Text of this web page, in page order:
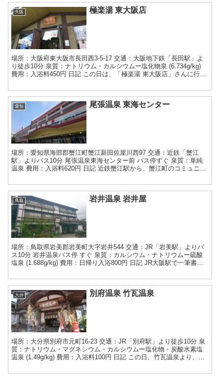
大阪 極楽湯 東大阪店
場所：大阪府東大阪市長田西3-5-17 交通：大阪地下鉄「長田駅」よ
り徒歩10分 泉質：ナトリウム・カルシウムー塩化物泉 (6.734g/kg)
費用：入浴料450円 日記 この日は、「極楽湯 東大阪店」さんに行っ
愛知 尾張温泉 東海センター
場所：愛知県海部郡蟹江町蟹江新田佐屋川西97 交通：近鉄「蟹江
駅」よりバス10分 尾張温泉東海センター前 バス停すぐ 泉質：単純
温泉 費用：入浴料620円 日記 近鉄蟹江駅から、蟹江町のコミュニテ
鳥取 岩井温泉 岩井屋
場所：鳥取県岩美郡岩美町大字岩井544 交通：JR「岩美駅」よりバ
ス10分 岩井温泉バス停 すぐ 泉質：カルシウム・ナトリウムー硫酸
塩泉 (1.688g/kg) 費用：日帰り入浴800円 日記 JR大阪駅で一筆書き
大分 別府温泉 竹瓦温泉
場所：大分県別府市元町16-23 交通：JR「別府駅」より徒歩10分 泉
質：ナトリウム・マグネシウム・カルシウムー塩化物・炭酸水素塩
温泉 (1.49g/kg) 費用：入浴料100円 日記 この日、竹瓦温泉より、別